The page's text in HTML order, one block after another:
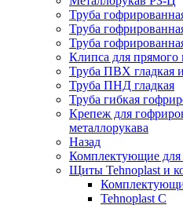
Труба
Труба
Труба
Клипса для прямого
Труба ПВХ гладкая
Труба ПНД гладкая
Труба гибкая
Крепеж для
металлорукава
Назад
Комплектующие
Щиты Tehnoplast и
Tehnoplast C